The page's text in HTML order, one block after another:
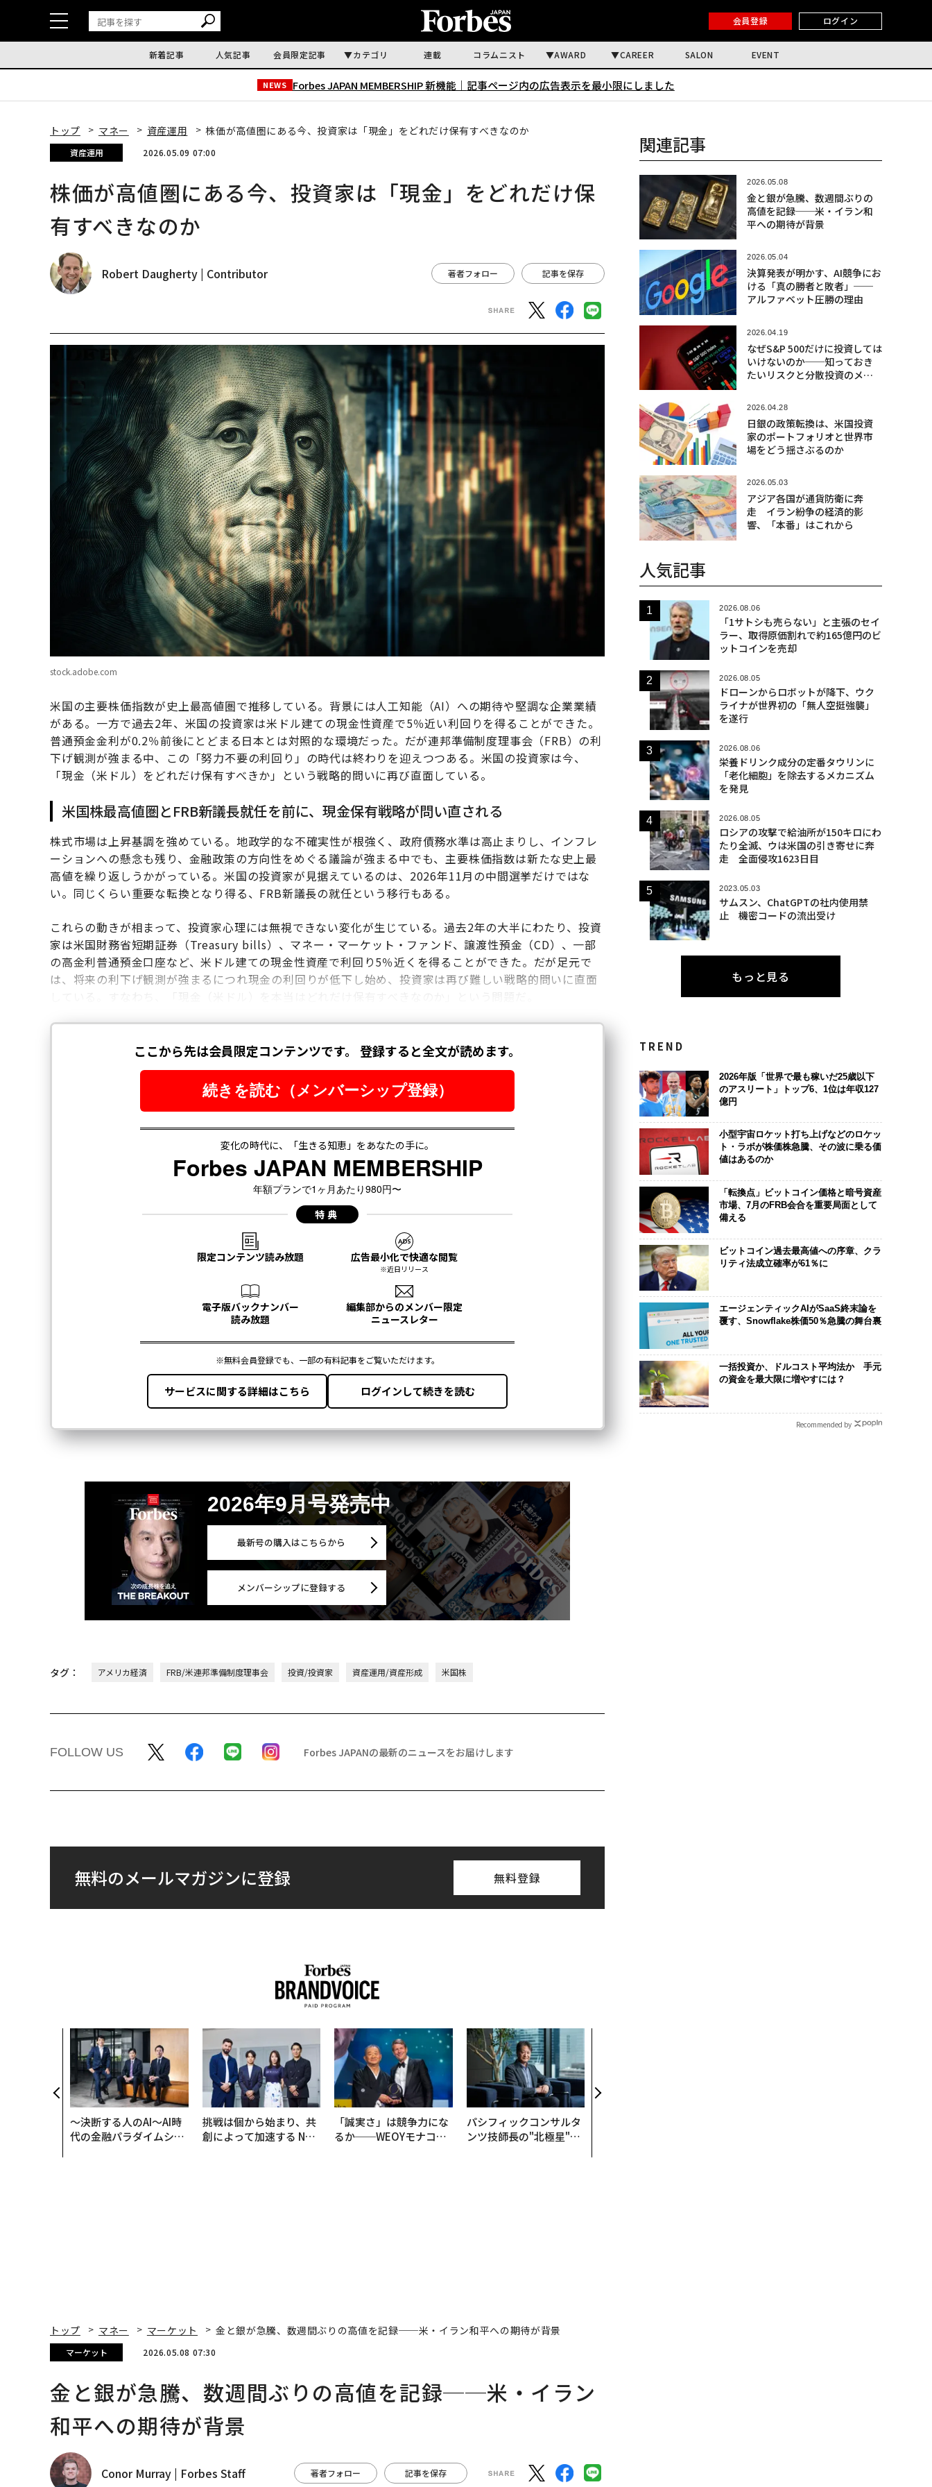
会員登録 ログイン
新着記事 人気記事 会員限定記事 カテゴリ 連載 コラムニスト AWARD CAREER SALON EVENT
NEWS Forbes JAPAN MEMBERSHIP 新機能｜ 記事ページ内の広告表示を最小限にしました
トップ マネー 資産運用 株価が高値圏にある今、投資家は「現金」をどれだけ保有すべきなのか
資産運用 2026.05.09 07:00
株価が高値圏にある今、投資家は「現金」をどれだけ保
有すべきなのか
Robert Daugherty | Contributor 著者フォロー 記事を保存
stock.adobe.com
米国の主要株価指数が史上最高値圏で推移している。背景には人工知能（AI）への期待や堅調な企業業績
がある。一方で過去2年、米国の投資家は米ドル建ての現金性資産で5％近い利回りを得ることができた。
普通預金金利が0.2％前後にとどまる日本とは対照的な環境だった。だが連邦準備制度理事会（FRB）の利
下げ観測が強まる中、この「努力不要の利回り」の時代は終わりを迎えつつある。米国の投資家は今、
「現金（米ドル）をどれだけ保有すべきか」という戦略的問いに再び直面している。
米国株最高値圏とFRB新議長就任を前に、現金保有戦略が問い直される
株式市場は上昇基調を強めている。地政学的な不確実性が根強く、政府債務水準は高止まりし、インフレ
ーションへの懸念も残り、金融政策の方向性をめぐる議論が強まる中でも、主要株価指数は新たな史上最
高値を繰り返しうかがっている。米国の投資家が見据えているのは、2026年11月の中間選挙だけではな
い。同じくらい重要な転換となり得る、FRB新議長の就任という移行もある。
これらの動きが相まって、投資家心理には無視できない変化が生じている。過去2年の大半にわたり、投資
家は米国財務省短期証券（Treasury bills）、マネー・マーケット・ファンド、譲渡性預金（CD）、一部
の高金利普通預金口座など、米ドル建ての現金性資産で利回り5％近くを得ることができた。だが足元で
は、将来の利下げ観測が強まるにつれ現金の利回りが低下し始め、投資家は再び難しい戦略的問いに直面
2026年9月号発売中
最新号の購入はこちらから
メンバーシップに登録する
タグ： アメリカ経済 FRB/米連邦準備制度理事会 投資/投資家 資産運用/資産形成 米国株
FOLLOW US Forbes JAPANの最新のニュースをお届けします
無料のメールマガジンに登録 無料登録
〜決断する人のAI〜AI時
代の金融パラダイムシフ
挑戦は個から始まり、共
創によって加速する NOR
「誠実さ」は競争力にな
るか──WEOYモナコで
パシフィックコンサルタ
ンツ技師長の"北極星"。
関連記事
2026.05.08
金と銀が急騰、数週間ぶりの
高値を記録──米・イラン和
平への期待が背景
2026.05.04
決算発表が明かす、AI競争にお
ける「真の勝者と敗者」──
アルファベット圧勝の理由
2026.04.19
なぜS&P 500だけに投資しては
いけないのか──知っておき
たいリスクと分散投資のメリ
2026.04.28
日銀の政策転換は、米国投資
家のポートフォリオと世界市
場をどう揺さぶるのか
2026.05.03
アジア各国が通貨防衛に奔
走 イラン紛争の経済的影
響、「本番」はこれから
人気記事
2026.08.06
「1サトシも売らない」と主張のセイ
ラー、取得原価割れで約165億円のビ
ットコインを売却
2026.08.05
ドローンからロボットが降下、ウク
ライナが世界初の「無人空挺強襲」
を遂行
2026.08.06
栄養ドリンク成分の定番タウリンに
「老化細胞」を除去するメカニズム
を発見
2026.08.05
ロシアの攻撃で給油所が150キロにわ
たり全滅、ウは米国の引き寄せに奔
走 全面侵攻1623日目
2023.05.03
サムスン、ChatGPTの社内使用禁
止 機密コードの流出受け
もっと見る
TREND
2026年版「世界で最も稼いだ25歳以下
のアスリート」トップ6、1位は年収127
億円
小型宇宙ロケット打ち上げなどのロケッ
ト・ラボが株価株急騰、その波に乗る価
値はあるのか
「転換点」ビットコイン価格と暗号資産
市場、7月のFRB会合を重要局面として
備える
ビットコイン過去最高値への序章、クラ
リティ法成立確率が61％に
エージェンティックAIがSaaS終末論を
覆す、Snowflake株価50％急騰の舞台裏
一括投資か、ドルコスト平均法か 手元
の資金を最大限に増やすには？
Recommended by
トップ マネー マーケット 金と銀が急騰、数週間ぶりの高値を記録──米・イラン和平への期待が背景
マーケット 2026.05.08 07:30
金と銀が急騰、数週間ぶりの高値を記録──米・イラン
和平への期待が背景
Conor Murray | Forbes Staff 著者フォロー 記事を保存